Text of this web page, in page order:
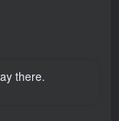
游戏弹窗
there.